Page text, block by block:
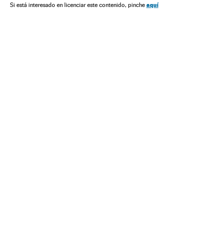
Si está interesado en licenciar este contenido, pinche aquí